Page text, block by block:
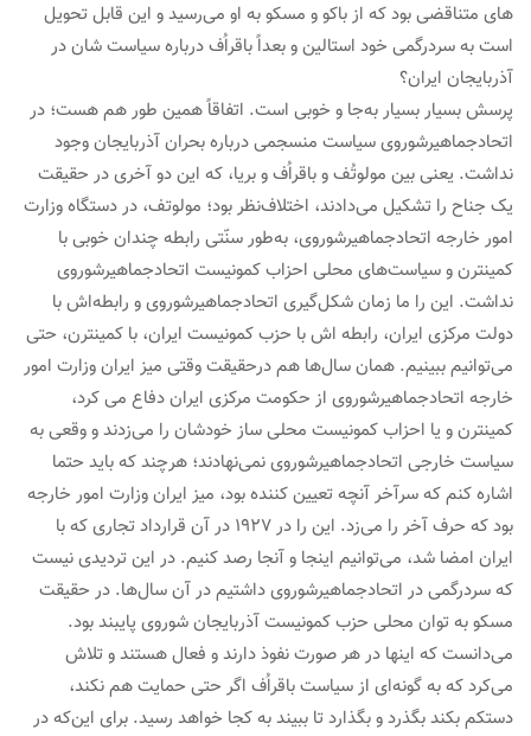
های متناقضی بود که از باکو و مسکو به او می‌رسید و این قابل تحویل
است به سردرگمی خود استالین و بعداً باقراُف درباره سیاست شان در
آذربایجان ایران؟
پرسش بسیار بسیار به‌جا و خوبی است. اتفاقاً همین طور هم هست؛ در
اتحادجماهیرشوروی سیاست منسجمی درباره بحران آذربایجان وجود
نداشت. یعنی بین مولوتُف و باقراُف و بریا، که این دو آخری در حقیقت
یک جناح را تشکیل می‌دادند، اختلاف‌نظر بود؛ مولوتف، در دستگاه وزارت
امور خارجه اتحادجماهیرشوروی، به‌طور سنّتی رابطه چندان خوبی با
کمینترن و سیاست‌های محلی احزاب کمونیست اتحادجماهیرشوروی
نداشت. این را ما زمان شکل‌گیری اتحادجماهیرشوروی و رابطه‌اش با
دولت مرکزی ایران، رابطه اش با حزب کمونیست ایران، با کمینترن، حتی
می‌توانیم ببینیم. همان سال‌ها هم درحقیقت وقتی میز ایران وزارت امور
خارجه اتحادجماهیرشوروی از حکومت مرکزی ایران دفاع می کرد،
کمینترن و یا احزاب کمونیست محلی ساز خودشان را می‌زدند و وقعی به
سیاست خارجی اتحادجماهیرشوروی نمی‌نهادند؛ هرچند که باید حتما
اشاره کنم که سرآخر آنچه تعیین کننده بود، میز ایران وزارت امور خارجه
بود که حرف آخر را می‌زد. این را در ۱۹۲۷ در آن قرارداد تجاری که با
ایران امضا شد، می‌توانیم اینجا و آنجا رصد کنیم. در این تردیدی نیست
که سردرگمی در اتحادجماهیرشوروی داشتیم در آن سال‌ها. در حقیقت
مسکو به توان محلی حزب کمونیست آذربایجان شوروی پایبند بود.
می‌دانست که اینها در هر صورت نفوذ دارند و فعال هستند و تلاش
می‌کرد که به گونه‌ای از سیاست باقراُف اگر حتی حمایت هم نکند،
دستکم بکند بگذرد و بگذارد تا ببیند به کجا خواهد رسید. برای این‌که در